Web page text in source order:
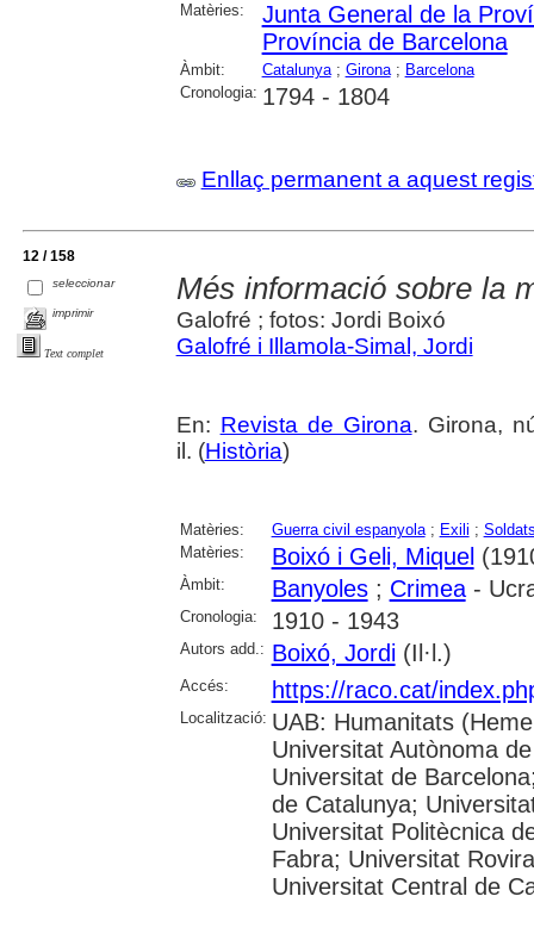
Matèries:
Junta General de la
Província de Barcelona
Àmbit: Catalunya; Girona; Barcelona
Cronologia: 1794 - 1804
Enllaç permanent a aquest
12 / 158
seleccionar
imprimir
Text complet
Més informació sobre la
Galofré ; fotos: Jordi Boixó
Galofré i Illamola-Simal, Jordi
En: Revista de Girona. Girona,
il. (Història)
Matèries: Guerra civil espanyola; Exili ;
Matèries:
Boixó i Geli, Miquel
Àmbit: Banyoles; Crimea-
Cronologia: 1910 - 1943
Autors add.: Boixó, Jordi(Il·l.)
Accés: https://raco.cat/
Localització: UAB: Humanitats
Universitat Autònoma
Universitat de
de Catalunya;
Universitat Politècnica
Fabra; Universitat
Universitat Central de